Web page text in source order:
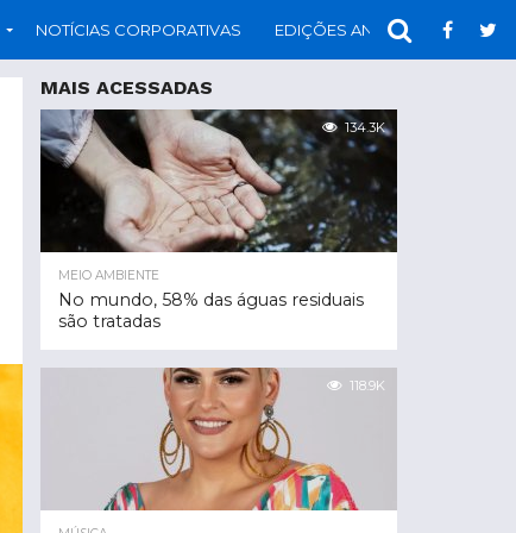
NOTÍCIAS CORPORATIVAS EDIÇÕES ANTERIORES
MAIS ACESSADAS
134.3K
MEIO AMBIENTE
No mundo, 58% das águas residuais
são tratadas
118.9K